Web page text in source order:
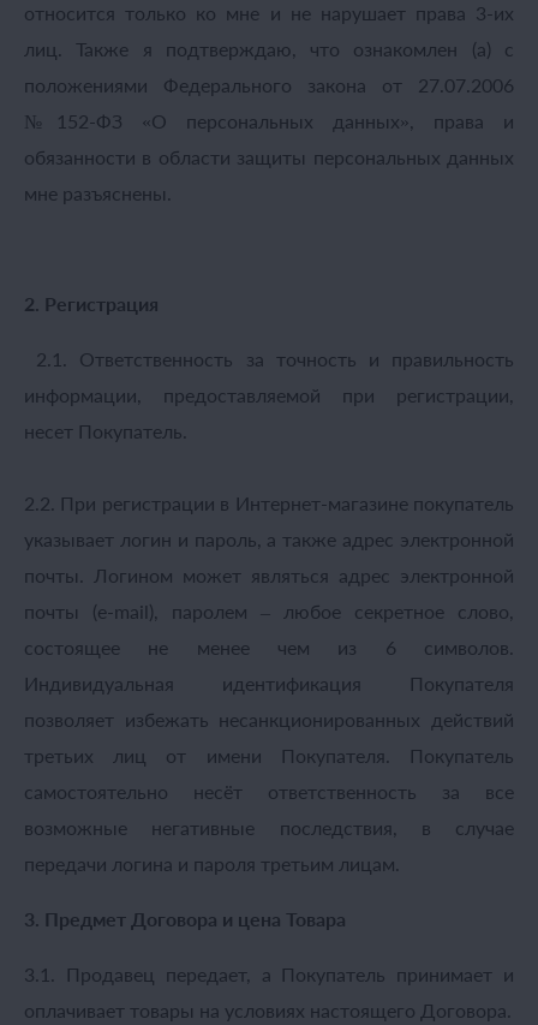
относится только ко мне и не нарушает права 3-их
лиц. Также я подтверждаю, что ознакомлен (а) с
положениями Федерального закона от 27.07.2006
№152-ФЗ «О персональных данных», права и
обязанности в области защиты персональных данных
мне разъяснены.
2. Регистрация
2.1. Ответственность за точность и правильность
информации, предоставляемой при регистрации,
несет Покупатель.
2.2. При регистрации в Интернет-магазине покупатель
указывает логин и пароль, а также адрес электронной
почты. Логином может являться адрес электронной
почты (e-mail), паролем – любое секретное слово,
состоящее не менее чем из 6 символов.
Индивидуальная идентификация Покупателя
позволяет избежать несанкционированных действий
третьих лиц от имени Покупателя. Покупатель
самостоятельно несёт ответственность за все
возможные негативные последствия, в случае
передачи логина и пароля третьим лицам.
3. Предмет Договора и цена Товара
3.1. Продавец передает, а Покупатель принимает и
оплачивает товары на условиях настоящего Договора.